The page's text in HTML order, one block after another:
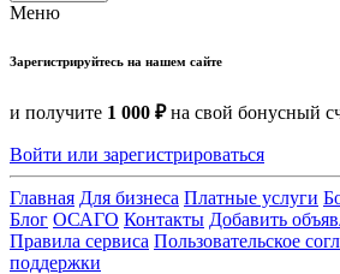
Меню
Зарегистрируйтесь на нашем сайте
и получите 1 000 ₽на свой бонусный
Войти или зарегистрироваться
Главная Для бизнеса Платные услуги
Блог ОСАГО Контакты Добавить
Правила сервиса Пользовательское
поддержки